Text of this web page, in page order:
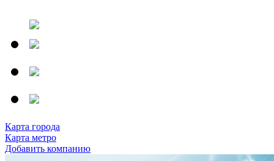
Карта города
Карта метро
Добавить компанию